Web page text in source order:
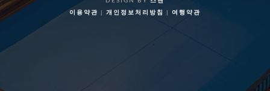
이용약관
개인정보처리방침 여행약관